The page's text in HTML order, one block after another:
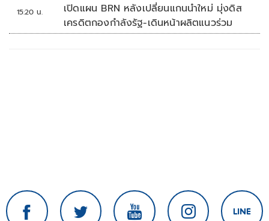
15:20 น.
เปิดแผน BRN หลังเปลี่ยนแกนนำใหม่ มุ่งดิส
เครดิตกองกำลังรัฐ-เดินหน้าผลิตแนวร่วม